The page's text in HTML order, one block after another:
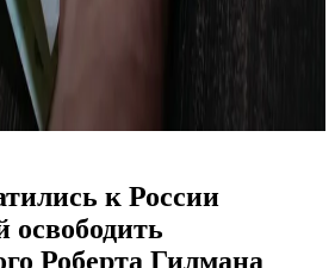
к России
освободить
Роберта Гилмана